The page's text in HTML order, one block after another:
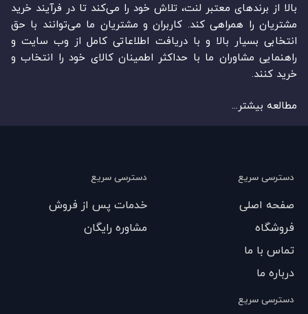
بالا از برندهای معتبر لنت، تلاش خود را می‌‏‏کند تا در فرآیند خرید
مشتریان را همراهی کند. کاربران و مشتریان ما می‏‏‌توانند با حق
انتخابی بسیار بالا و با دریافت اطلاعاتی کامل از وب سایت و
راهنمایی مشاوران ما با حداکثر اطمینان کالای خود را انتخاب و
خرید کنند.
مطالعه بیشتر...
دسترسی سریع
صفحه اصلی
فروشگاه
تماس با ما
درباره ما
دسترسی سریع
خدمات پس از فروش
مشاوره رایگان
دسترسی سریع